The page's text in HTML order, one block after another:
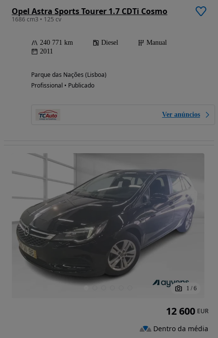
Opel Astra Sports Tourer 1.7 CDTi Cosmo
1686 cm3 • 125 cv
240 771 km Diesel
Manual
2011
Parque das Nações (Lisboa)
Profissional • Publicado
Ver anúncios
1 / 6
12 600 EUR
Dentro da média